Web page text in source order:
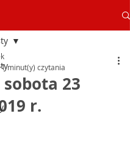
23
r.
1 minut(y) czytania
NaN z 5 gwiazdek.